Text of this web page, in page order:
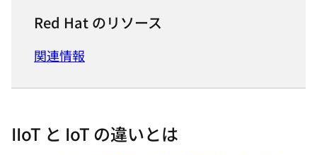
Red Hat のリソース
関連情報
IIoT と IoT の違いとは